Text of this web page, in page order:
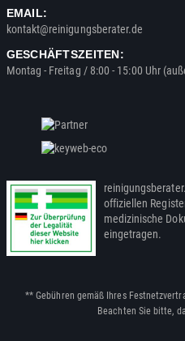
EMAIL:
kontakt@reinigungsberater.de
GESCHÄFTSZEITEN:
Montag - Freitag / 8:00 - 15:00 Uhr
offiziellen
medizinische
eingetragen.
** Gebühren gemäß Ihres
Beachten Sie bitte,